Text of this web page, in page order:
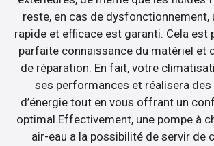
reste, en cas de dysfonctionnement,
rapide et efficace est garanti. Cela est
parfaite connaissance du matériel et
de réparation. En fait, votre
ses performances et réalisera
d’énergie tout en vous offrant un
optimal.Effectivement, une pompe à
air-eau a la possibilité de servir de